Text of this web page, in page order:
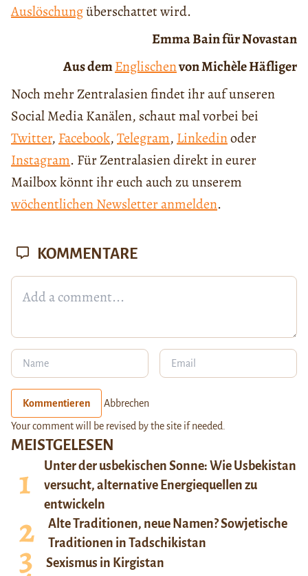
Auslöschungüberschattet wird.
Emma Bain für Novastan
Aus demEnglischenvon Michèle Häfliger
Noch mehr Zentralasien findet ihr auf unseren
Social Media Kanälen, schaut mal vorbei bei
Twitter, Facebook,Telegram, Linkedinoder
Instagram. Für Zentralasien direkt in eurer
Mailbox könnt ihr euch auch zu unserem
wöchentlichen Newsletter anmelden.
MEISTGELESEN
Unter der usbekischen Sonne: Wie Usbekistan
versucht, alternative Energiequellen zu
entwickeln
Alte Traditionen, neue Namen? Sowjetische
Traditionen in Tadschikistan
Sexismus in Kirgistan
KOMMENTARE
Kommentieren Abbrechen
Your comment will be revised by the site if needed.